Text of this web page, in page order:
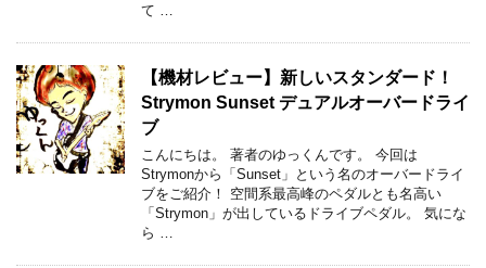
て …
【機材レビュー】新しいスタンダード！
Strymon Sunset デュアルオーバードライ
ブ
こんにちは。 著者のゆっくんです。 今回は
Strymonから「Sunset」という名のオーバードライ
ブをご紹介！ 空間系最高峰のペダルとも名高い
「Strymon」が出しているドライブペダル。 気にな
ら …